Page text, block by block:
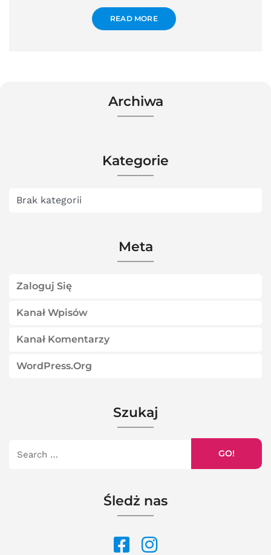
READ MORE
Archiwa
Kategorie
Brak kategorii
Meta
Zaloguj Się
Kanał Wpisów
Kanał Komentarzy
WordPress.org
Szukaj
GO!
Śledż nas